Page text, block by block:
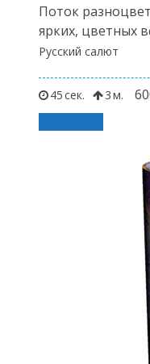
Поток
ярких, цветных
Русский салют
45 3